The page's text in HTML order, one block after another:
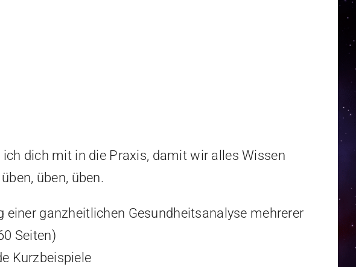
dich mit in die Praxis, damit wir alles Wissen
üben, üben.
einer ganzheitlichen Gesundheitsanalyse mehrerer
Seiten)
Kurzbeispiele